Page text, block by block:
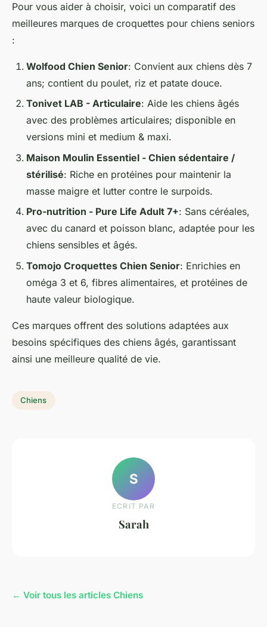
Pour vous aider à choisir, voici un comparatif des
meilleures marques de croquettes pour chiens seniors
:
Wolfood Chien Senior: Convient aux chiens dès 7
ans; contient du poulet, riz et patate douce.
Tonivet LAB - Articulaire: Aide les chiens âgés
avec des problèmes articulaires; disponible en
versions mini et medium & maxi.
Maison Moulin Essentiel - Chien sédentaire /
stérilisé: Riche en protéines pour maintenir la
masse maigre et lutter contre le surpoids.
Pro-nutrition - Pure Life Adult 7+: Sans céréales,
avec du canard et poisson blanc, adaptée pour les
chiens sensibles et âgés.
Tomojo Croquettes Chien Senior: Enrichies en
oméga 3 et 6, fibres alimentaires, et protéines de
haute valeur biologique.
Ces marques offrent des solutions adaptées aux
besoins spécifiques des chiens âgés, garantissant
ainsi une meilleure qualité de vie.
Chiens
S
ECRIT PAR
Sarah
← Voir tous les articles Chiens